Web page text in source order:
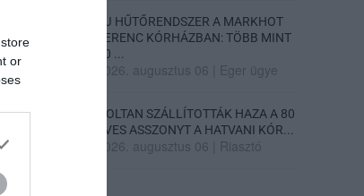
or
ÚJ HŰTŐRENDSZER A MARKHOT
FERENC KÓRHÁZBAN: TÖBB MINT
70 ...
2026. augusztus 06 Eger ügye
HOLTAN SZÁLLÍTOTTÁK HAZA A 80
ÉVES ASSZONYT A HATVANI KÓR...
2026. augusztus 06 Riasztó